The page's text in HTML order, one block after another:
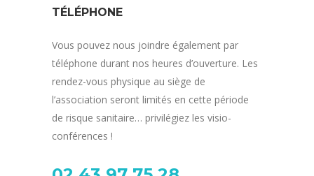
TÉLÉPHONE
Vous pouvez nous joindre également par
téléphone durant nos heures d’ouverture. Les
rendez-vous physique au siège de
l’association seront limités en cette période
de risque sanitaire… privilégiez les visio-
conférences !